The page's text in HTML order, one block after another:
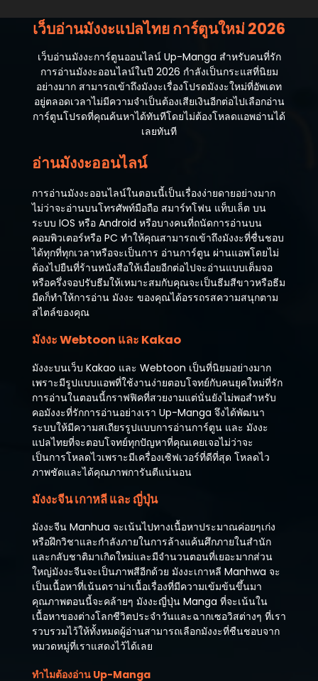
เว็บอ่านมังงะแปลไทย การ์ตูนใหม่ 2026
เว็บอ่านมังงะการ์ตูนออนไลน์ Up-Manga สำหรับคนที่รัก
การอ่านมังงะออนไลน์ในปี 2026 กำลังเป็นกระแสที่นิยม
อย่างมาก สามารถเข้าถึงมังงะเรื่องโปรดมังงะใหม่ที่อัพเดท
อยู่ตลอดเวลาไม่มีความจำเป็นต้องเสียเงินอีกต่อไปเลือกอ่าน
การ์ตูนโปรดที่คุณค้นหาได้ทันทีโดยไม่ต้องโหลดแอพอ่านได้
เลยทันที
อ่านมังงะออนไลน์
การอ่านมังงะออนไลน์ในตอนนี้เป็นเรื่องง่ายดายอย่างมาก
ไม่ว่าจะอ่านบนโทรศัพท์มือถือ สมาร์ทโฟน แท็บเล็ต บน
ระบบ IOS หรือ Android หรือบางคนที่ถนัดการอ่านบน
คอมพิวเตอร์หรือ PC ทำให้คุณสามารถเข้าถึงมังงะที่ชื่นชอบ
ได้ทุกที่ทุกเวลาหรือจะเป็นการ อ่านการ์ตูน ผ่านแอพโดยไม่
ต้องไปยืนที่ร้านหนังสือให้เมื่อยอีกต่อไปจะอ่านแบบเต็มจอ
หรือครึ่งจอปรับธีมให้เหมาะสมกับคุณจะเป็นธีมสีขาวหรือธีม
มืดก็ทำให้การอ่าน มังงะ ของคุณได้อรรถรสความสนุกตาม
สไตล์ของคุณ
มังงะ Webtoon และ Kakao
มังงะบนเว็บ Kakao และ Webtoon เป็นที่นิยมอย่างมาก
เพราะมีรูปแบบแอพที่ใช้งานง่ายตอบโจทย์กับคนยุคใหม่ที่รัก
การอ่านในตอนนี้กราฟฟิคที่สวยงามแต่นั่นยังไม่พอสำหรับ
คอมังงะที่รักการอ่านอย่างเรา Up-Manga จึงได้พัฒนา
ระบบให้มีความสเถียรรูปแบบการอ่านการ์ตูน และ มังงะ
แปลไทยที่จะตอบโจทย์ทุกปัญหาที่คุณเคยเจอไม่ว่าจะ
เป็นการโหลดไวเพราะมีเครื่องเซิฟเวอร์ที่ดีที่สุด โหลดไว
ภาพชัดและได้คุณภาพการันตีแน่นอน
มังงะจีน เกาหลี และ ญี่ปุ่น
มังงะจีน Manhua จะเน้นไปทางเนื้อหาประมาณค่อยๆเก่ง
หรือฝึกวิชาและกำลังภายในการล้างแค้นศึกภายในสำนัก
และกลับชาติมาเกิดใหม่และมีจำนวนตอนที่เยอะมากส่วน
ใหญ่มังงะจีนจะเป็นภาพสีอีกด้วย มังงะเกาหลี Manhwa จะ
เป็นเนื้อหาที่เน้นดราม่าเนื้อเรื่องที่มีความเข้มข้นขึ้นมา
คุณภาพตอนนี้จะคล้ายๆ มังงะญี่ปุ่น Manga ที่จะเน้นใน
เนื้อหาของต่างโลกชีวิตประจำวันและฉากเซอวิสต่างๆ ที่เรา
รวบรวมไว้ให้ทั้งหมดผู้อ่านสามารถเลือกมังงะที่ชืนชอบจาก
หมวดหมู่ที่เราแสดงไว้ได้เลย
ทำไมต้องอ่าน Up-Manga